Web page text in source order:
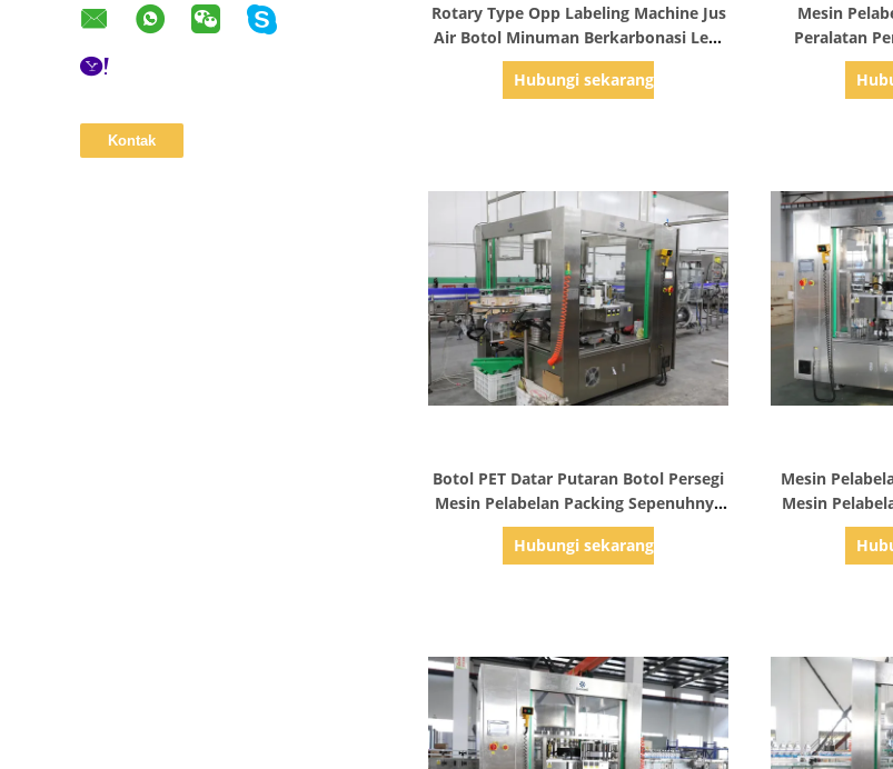
Rotary Type Opp Labeling Machine Jus
Air Botol Minuman Berkarbonasi Lem
Panas Meleleh
Hubungi sekarang
Mesin
Peralatan
Botol PET Datar Putaran Botol Persegi
Mesin Pelabelan Packing Sepenuhnya
Otomatis
Hubungi sekarang
Mesin
Mesin